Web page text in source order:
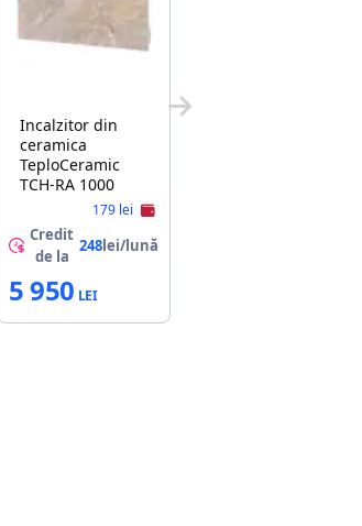
Incalzitor din
ceramica
TeploCeramic
TCH-RA 1000
179 lei
Credit
de la
248lei/lună
5 950